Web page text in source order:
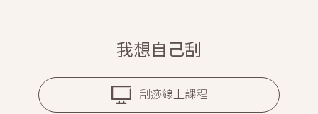
我想自己刮
刮痧線上課程